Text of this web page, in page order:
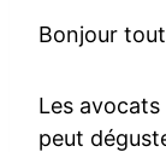
Bonjour
Les
peut